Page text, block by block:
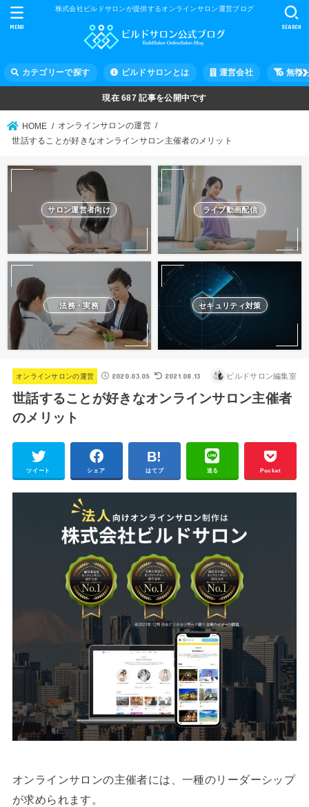
株式会社ビルドサロンが提供するオンラインサロン運営ブログ
カテゴリーで探す ビルドサロンとは 運営会社 無料
SEARCH
MENU
現在687 記事を公開中です
HOME
オンラインサロンの運営
世話することが好きなオンラインサロン主催者のメリット
サロン運営者向け ライブ動画配信
法務・実務 セキュリティ対策
オンラインサロンの運営 2020.03.05 2021.08.13 ビルドサロン編集室
世話することが好きなオンラインサロン主催者
のメリット
ツイート シェア はてブ 送る Pocket
オンラインサロンの主催者には、一種のリーダーシップ
が求められます。